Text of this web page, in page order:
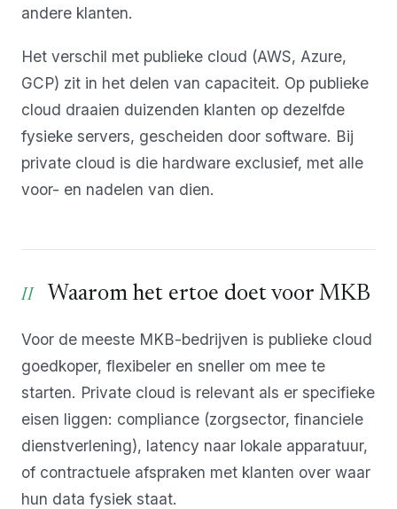
andere klanten.
Het verschil met publieke cloud (AWS, Azure,
GCP) zit in het delen van capaciteit. Op publieke
cloud draaien duizenden klanten op dezelfde
fysieke servers, gescheiden door software. Bij
private cloud is die hardware exclusief, met alle
voor- en nadelen van dien.
Waarom het ertoe doet voor MKB
Voor de meeste MKB-bedrijven is publieke cloud
goedkoper, flexibeler en sneller om mee te
starten. Private cloud is relevant als er specifieke
eisen liggen: compliance (zorgsector, financiele
dienstverlening), latency naar lokale apparatuur,
of contractuele afspraken met klanten over waar
hun data fysiek staat.